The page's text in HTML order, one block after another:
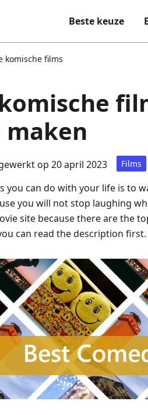
Beste keuze
komische films
maken
op 20 april 2023 Films
you can do with your life is to
you will not stop laughing
site because there are the
can read the description first.